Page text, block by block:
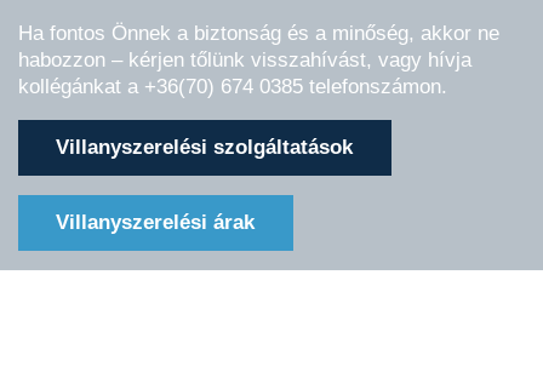
Ha fontos Önnek a biztonság és a minőség, akkor ne
habozzon – kérjen tőlünk visszahívást, vagy hívja
kollégánkat a +36(70) 674 0385 telefonszámon.
Villanyszerelési szolgáltatások
Villanyszerelési árak